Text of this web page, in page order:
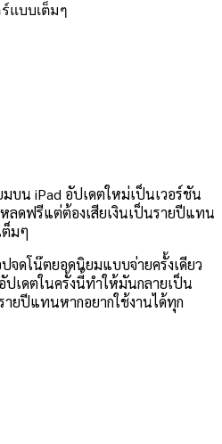
แบบเต็มๆ
บน iPad อัปเดตใหม่เป็นเวอร์ชัน
ลดฟรีแต่ต้องเสียเงินเป็นรายปีแทน
ต็มๆ
ดโน๊ตยอดนิยมแบบจ่ายครั้งเดียว
เดตในครั้งนี้ทำให้มันกลายเป็น
ยปีแทนหากอยากใช้งานได้ทุก